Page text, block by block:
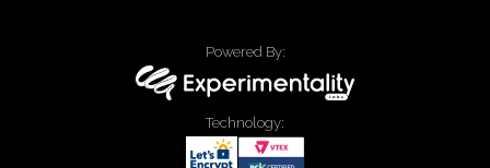
Powered By:
Technology: